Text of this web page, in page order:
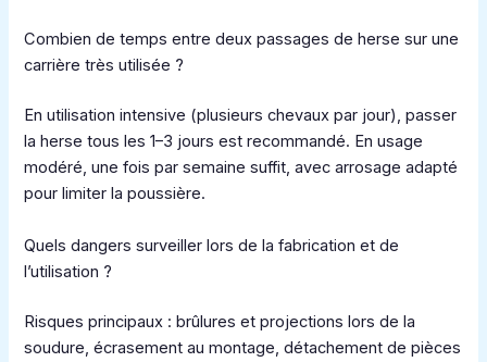
Combien de temps entre deux passages de herse sur une
carrière très utilisée ?
En utilisation intensive (plusieurs chevaux par jour), passer
la herse tous les 1–3 jours est recommandé. En usage
modéré, une fois par semaine suffit, avec arrosage adapté
pour limiter la poussière.
Quels dangers surveiller lors de la fabrication et de
l’utilisation ?
Risques principaux : brûlures et projections lors de la
soudure, écrasement au montage, détachement de pièces